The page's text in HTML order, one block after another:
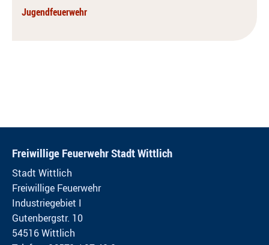
Jugendfeuerwehr
Freiwillige Feuerwehr Stadt Wittlich
Stadt Wittlich
Freiwillige Feuerwehr
Industriegebiet I
Gutenbergstr. 10
54516 Wittlich